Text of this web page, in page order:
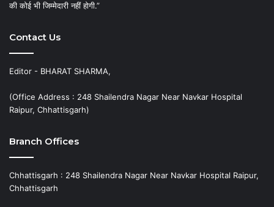
की कोई भी जिम्मेदारी नहीं होगी.”
Contact Us
Editor - BHARAT SHARMA,
(Office Address : 248 Shailendra Nagar Near Navkar Hospital
Raipur, Chhattisgarh)
Branch Offices
Chhattisgarh : 248 Shailendra Nagar Near Navkar Hospital Raipur,
Chhattisgarh